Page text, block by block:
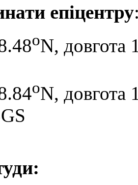
епіцентру
oN, довгота
oN, довгота